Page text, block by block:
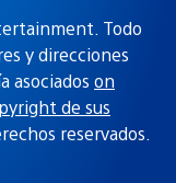
Todo
y direcciones
asociados on
de sus
reservados.